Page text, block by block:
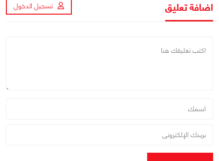
اضافة تعليق تسجيل الدخول